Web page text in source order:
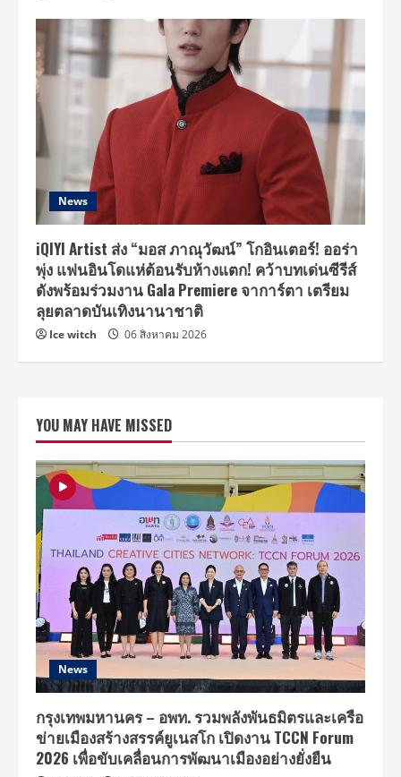
News
iQIYI Artist ส่ง “มอส ภาณุวัฒน์” โกอินเตอร์! ออร่า
พุ่ง แฟนอินโดแห่ต้อนรับห้างแตก! คว้าบทเด่นซีรีส์
ดังพร้อมร่วมงาน Gala Premiere จาการ์ตา เตรียม
ลุยตลาดบันเทิงนานาชาติ
Ice witch 06 สิงหาคม 2026
YOU MAY HAVE MISSED
News
กรุงเทพมหานคร – อพท. รวมพลังพันธมิตรและเครือ
ข่ายเมืองสร้างสรรค์ยูเนสโก เปิดงาน TCCN Forum
2026 เพื่อขับเคลื่อนการพัฒนาเมืองอย่างยั่งยืน